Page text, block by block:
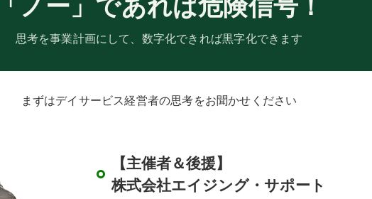
思考を事業計画にして、数字化できれば黒字化できます
まずはデイサービス経営者の思考をお聞かせください
【主催者＆後援】
株式会社エイジング・サポート